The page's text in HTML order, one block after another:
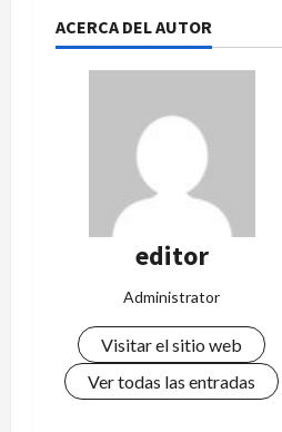
ACERCA DEL AUTOR
editor
Administrator
Visitar el sitio web
Ver todas las entradas